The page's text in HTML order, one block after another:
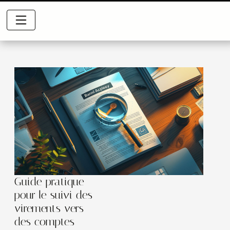
Guide pratique
pour le suivi des
virements vers
des comptes